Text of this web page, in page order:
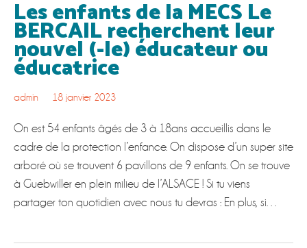
Les enfants de la MECS Le
BERCAIL recherchent leur
nouvel (-le) éducateur ou
éducatrice
admin 18 janvier 2023
On est 54 enfants âgés de 3 à 18ans accueillis dans le
cadre de la protection l’enfance. On dispose d’un super site
arboré où se trouvent 6 pavillons de 9 enfants. On se trouve
à Guebwiller en plein milieu de l’ALSACE ! Si tu viens
partager ton quotidien avec nous tu devras : En plus, si…